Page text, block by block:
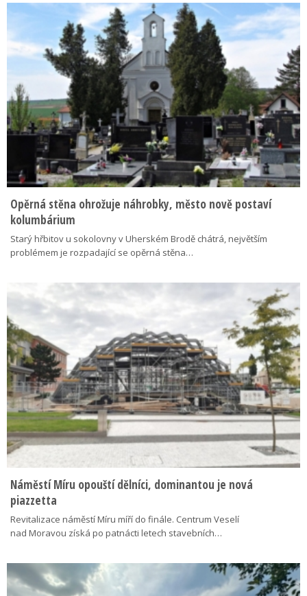
Opěrná stěna ohrožuje náhrobky, město nově postaví
kolumbárium
Starý hřbitov u sokolovny v Uherském Brodě chátrá, největším
problémem je rozpadající se opěrná stěna…
Náměstí Míru opouští dělníci, dominantou je nová
piazzetta
Revitalizace náměstí Míru míří do finále. Centrum Veselí
nad Moravou získá po patnácti letech stavebních…